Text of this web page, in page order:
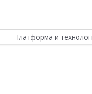
Платформа и